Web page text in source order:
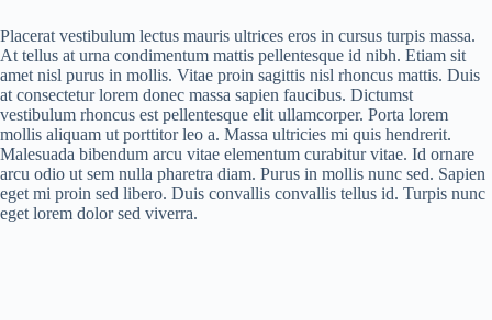
Placerat vestibulum lectus mauris ultrices eros in cursus turpis massa.
At tellus at urna condimentum mattis pellentesque id nibh. Etiam sit
amet nisl purus in mollis. Vitae proin sagittis nisl rhoncus mattis. Duis
at consectetur lorem donec massa sapien faucibus. Dictumst
vestibulum rhoncus est pellentesque elit ullamcorper. Porta lorem
mollis aliquam ut porttitor leo a. Massa ultricies mi quis hendrerit.
Malesuada bibendum arcu vitae elementum curabitur vitae. Id ornare
arcu odio ut sem nulla pharetra diam. Purus in mollis nunc sed. Sapien
eget mi proin sed libero. Duis convallis convallis tellus id. Turpis nunc
eget lorem dolor sed viverra.